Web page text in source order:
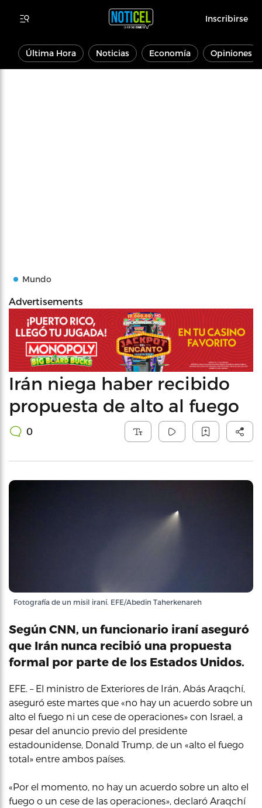
Inscribirse
Última Hora Noticias Economía Opiniones
Mundo
Advertisements
Irán niega haber recibido
propuesta de alto al fuego
0
Fotografía de un misil iraní. EFE/Abedin Taherkenareh
Según CNN, un funcionario iraní aseguró
que Irán nunca recibió una propuesta
formal por parte de los Estados Unidos.
EFE. – El ministro de Exteriores de Irán, Abás Araqchí,
aseguró este martes que «no hay un acuerdo sobre un
alto el fuego ni un cese de operaciones» con Israel, a
pesar del anuncio previo del presidente
estadounidense, Donald Trump, de un «alto el fuego
total» entre ambos países.
«Por el momento, no hay un acuerdo sobre un alto el
fuego o un cese de las operaciones», declaró Araqchí